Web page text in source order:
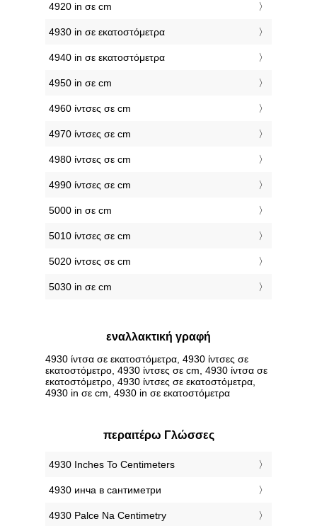
4920 in σε cm
4930 in σε εκατοστόμετρα
4940 in σε εκατοστόμετρα
4950 in σε cm
4960 ίντσες σε cm
4970 ίντσες σε cm
4980 ίντσες σε cm
4990 ίντσες σε cm
5000 in σε cm
5010 ίντσες σε cm
5020 ίντσες σε cm
5030 in σε cm
εναλλακτική γραφή
4930 ίντσα σε εκατοστόμετρα, 4930 ίντσες σε
εκατοστόμετρο, 4930 ίντσες σε cm, 4930 ίντσα σε
εκατοστόμετρο, 4930 ίντσες σε εκατοστόμετρα,
4930 in σε cm, 4930 in σε εκατοστόμετρα
περαιτέρω Γλώσσες
‎4930 Inches To Centimeters
‎4930 инча в сантиметри
‎4930 Palce Na Centimetry